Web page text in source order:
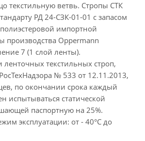
текстильную ветвь. Стропы СТК
РД 24-СЗК-01-01 с запасом
импортной
производства Oppermann
7 (1 слой ленты).
ленточных текстильных строп,
№ 533 от 12.11.2013,
по окончании срока каждый
испытываться статической
паспортную на 25%.
эксплуатации: от - 40°С до